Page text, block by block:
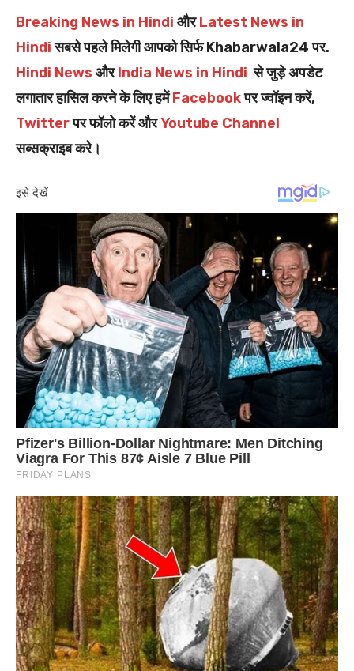
Breaking News in Hindi औरLatest News in
Hindiसबसे पहले मिलेगी आपको सिर्फ Khabarwala24 पर.
Hindi News औरIndia News in Hindi से जुड़े अपडेट
लगातार हासिल करने के लिए हमेंFacebookपर ज्वॉइन करें,
Twitterपर फॉलो करें औरYoutube Channel
सब्सक्राइब करे।